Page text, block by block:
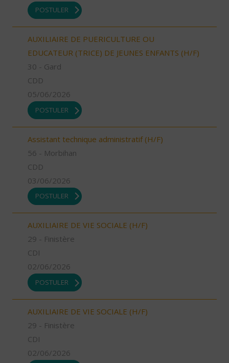
POSTULER
AUXILIAIRE DE PUERICULTURE OU
EDUCATEUR (TRICE) DE JEUNES ENFANTS (H/F)
30 - Gard
CDD
05/06/2026
POSTULER
Assistant technique administratif (H/F)
56 - Morbihan
CDD
03/06/2026
POSTULER
AUXILIAIRE DE VIE SOCIALE (H/F)
29 - Finistère
CDI
02/06/2026
POSTULER
AUXILIAIRE DE VIE SOCIALE (H/F)
29 - Finistère
CDI
02/06/2026